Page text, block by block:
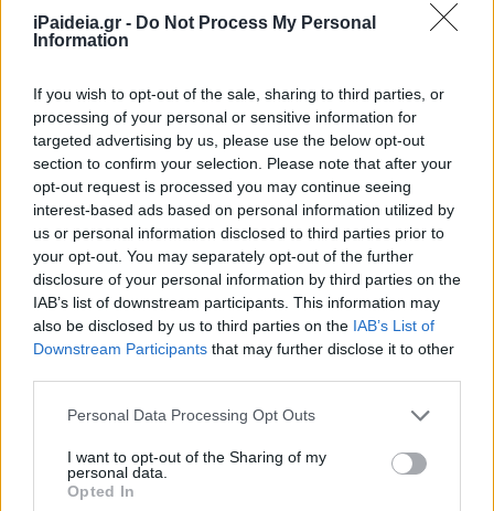
iPaideia.gr - Do Not Process My Personal
Information
If you wish to opt-out of the sale, sharing to third parties, or
processing of your personal or sensitive information for
targeted advertising by us, please use the below opt-out
section to confirm your selection. Please note that after your
opt-out request is processed you may continue seeing
interest-based ads based on personal information utilized by
us or personal information disclosed to third parties prior to
your opt-out. You may separately opt-out of the further
disclosure of your personal information by third parties on the
IAB’s list of downstream participants. This information may
also be disclosed by us to third parties on the IAB’s List of
Downstream Participants that may further disclose it to other
Please note that this website/app uses one or more Google
not limited to your visit or usage behaviour. You may click to
grant or deny consent to Google and its third-party tags to
use your data for below specified purposes in below Google
Personal Data Processing Opt Outs
I want to opt-out of the Sharing of my
personal data.
Opted In
προγράμματα.
Στο φορολογικό νομοσχέδιο που
συζητείται εντάχθηκε η διάταξη για το «Σπίτι μου 2»
Το πρόγραμμα θα «τρέξει» από τις αρχές του ’25 με
προϋπολογισμό 2 δισ. ευρώ, πόρους που εξασφάλισε ο
Πρωθυπουργός μετά από διαπραγμάτευση με την
Ευρωπαϊκή Επιτροπή. Στο πρόγραμμα διευρύναμε το
ηλικιακό όριο καθώς οι δικαιούχοι μπορούν να είναι έως
και 50 ετών. Αυξήσαμε το ποσό της αξίας του
συμβολαίου στα 250.000 ευρώ, με το εισοδηματικό όριο
στα 28.000 ευρώ και 4.000 ευρώ ανά παιδί ενώ για τον
μονογονέα το εισοδηματικό όριο αυξάνεται στα 31.000
ευρώ και 5.000 ευρώ ανά παιδί. Επίσης για τους
λειτουργικής ανακαίνισης σπιτιών και επαγγελματικών
χώρων Ατόμων με Αναπηρία, η υλοποίηση των οποίων